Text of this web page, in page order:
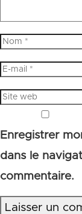
Enregistrer
dans le
commentaire.
Laisser un